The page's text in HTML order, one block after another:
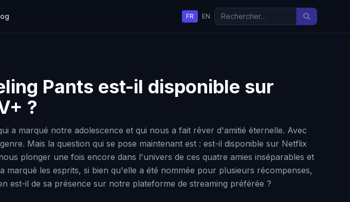
FR EN
Pants est-il disponible sur
?
a marqué notre adolescence et qui nous a fait rêver d'amitié éternelle. Avec
Mais la question qui se pose maintenant est : est-il disponible sur Netflix
plonger une fois encore dans l'univers de ces quatre amies inséparables et
les esprits, si bien qu'elle a été nommée pour plusieurs récompenses,
est-il de sa présence sur notre plateforme de streaming préférée ?